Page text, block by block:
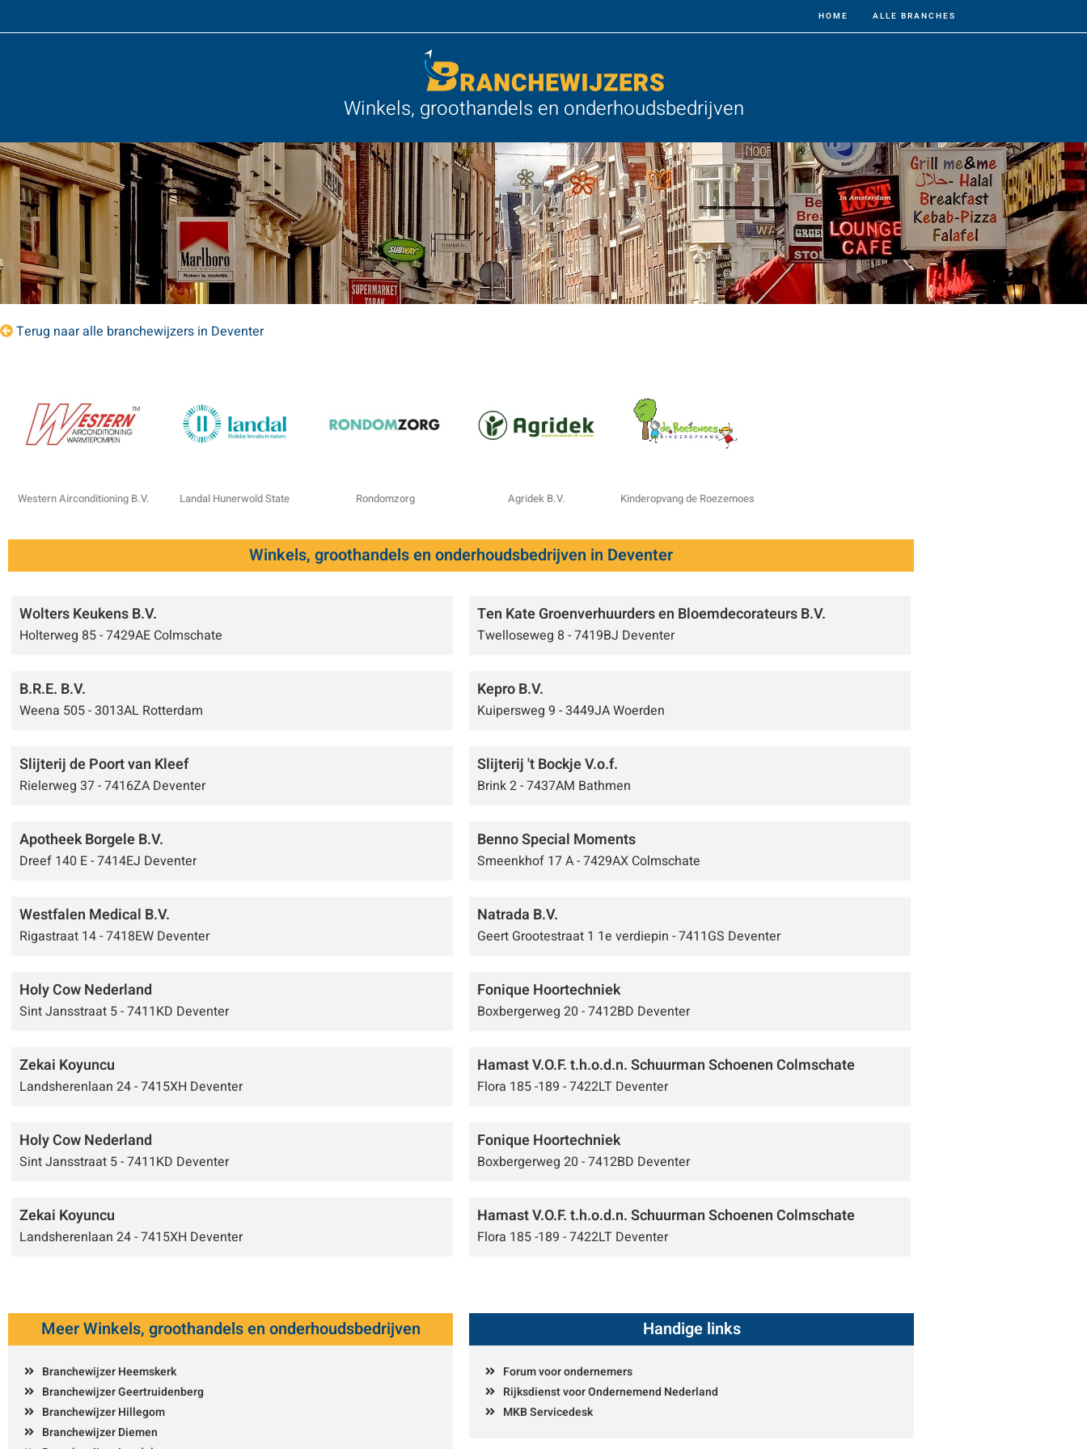
HOME ALLE BRANCHES
Winkels, groothandels en onderhoudsbedrijven
Terug naar alle branchewijzers in Deventer
Western Airconditioning B.V. Landal Hunerwold State Rondomzorg Agridek B.V. Kinderopvang de Roezemoes
Winkels, groothandels en onderhoudsbedrijven in Deventer
Wolters Keukens B.V.
Holterweg 85 - 7429AE Colmschate
Ten Kate Groenverhuurders en Bloemdecorateurs B.V.
Twelloseweg 8 - 7419BJ Deventer
B.R.E. B.V.
Weena 505 - 3013AL Rotterdam
Kepro B.V.
Kuipersweg 9 - 3449JA Woerden
Slijterij de Poort van Kleef
Rielerweg 37 - 7416ZA Deventer
Slijterij 't Bockje V.o.f.
Brink 2 - 7437AM Bathmen
Apotheek Borgele B.V.
Dreef 140 E - 7414EJ Deventer
Benno Special Moments
Smeenkhof 17 A - 7429AX Colmschate
Westfalen Medical B.V.
Rigastraat 14 - 7418EW Deventer
Natrada B.V.
Geert Grootestraat 1 1e verdiepin - 7411GS Deventer
Holy Cow Nederland
Sint Jansstraat 5 - 7411KD Deventer
Fonique Hoortechniek
Boxbergerweg 20 - 7412BD Deventer
Zekai Koyuncu
Landsherenlaan 24 - 7415XH Deventer
Hamast V.O.F. t.h.o.d.n. Schuurman Schoenen Colmschate
Flora 185 -189 - 7422LT Deventer
Holy Cow Nederland
Sint Jansstraat 5 - 7411KD Deventer
Fonique Hoortechniek
Boxbergerweg 20 - 7412BD Deventer
Zekai Koyuncu
Landsherenlaan 24 - 7415XH Deventer
Hamast V.O.F. t.h.o.d.n. Schuurman Schoenen Colmschate
Flora 185 -189 - 7422LT Deventer
Meer Winkels, groothandels en onderhoudsbedrijven
Branchewijzer Heemskerk
Branchewijzer Geertruidenberg
Branchewijzer Hillegom
Branchewijzer Diemen
Handige links
Forum voor ondernemers
Rijksdienst voor Ondernemend Nederland
MKB Servicedesk